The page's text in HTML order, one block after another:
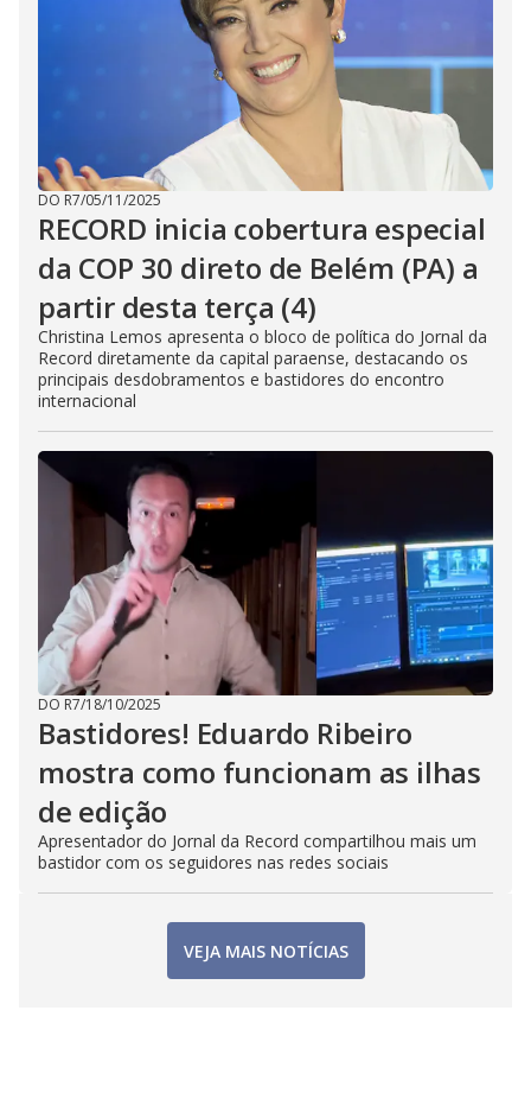
DO R7/05/11/2025
RECORD inicia cobertura especial
da COP 30 direto de Belém (PA) a
partir desta terça (4)
Christina Lemos apresenta o bloco de política do Jornal da
Record diretamente da capital paraense, destacando os
principais desdobramentos e bastidores do encontro
internacional
DO R7/18/10/2025
Bastidores! Eduardo Ribeiro
mostra como funcionam as ilhas
de edição
Apresentador do Jornal da Record compartilhou mais um
bastidor com os seguidores nas redes sociais
VEJA MAIS NOTÍCIAS